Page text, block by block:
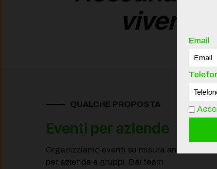
vivere
QUALCHE PROPOSTA
Eventi per aziende
Organizziamo eventi su misura anche
per aziende e gruppi. Dai team
Email